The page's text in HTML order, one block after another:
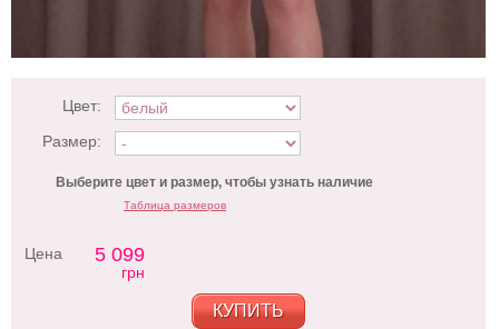
Цвет:
Размер:
Выберите цвет и размер, чтобы узнать наличие
Таблица размеров
Цена 5 099
грн
КУПИТЬ